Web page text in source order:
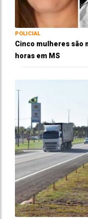
POLICIAL
Cinco mulheres são
horas em MS